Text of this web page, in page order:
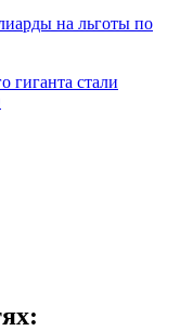
на льготы по
гиганта стали